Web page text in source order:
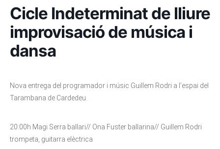
Cicle Indeterminat de lliure
improvisació de música i
dansa
Nova entrega del programador i músic Guillem Rodri a l’espai del
Tarambana de Cardedeu.
20:00h Magi Serra ballari// Ona Fuster ballarina// Guillem Rodri
trompeta, guitarra elèctrica